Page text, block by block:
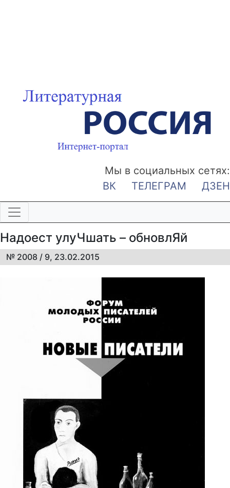
Мы в социальных сетях:
ВК
ТЕЛЕГРАМ ДЗЕН
Надоест улуЧшать – обновлЯй
№ 2008 / 9, 23.02.2015